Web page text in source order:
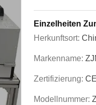
Einzelheiten
Herkunftsort:
Markenname:
Zertifizierung: CE
Modellnummer: